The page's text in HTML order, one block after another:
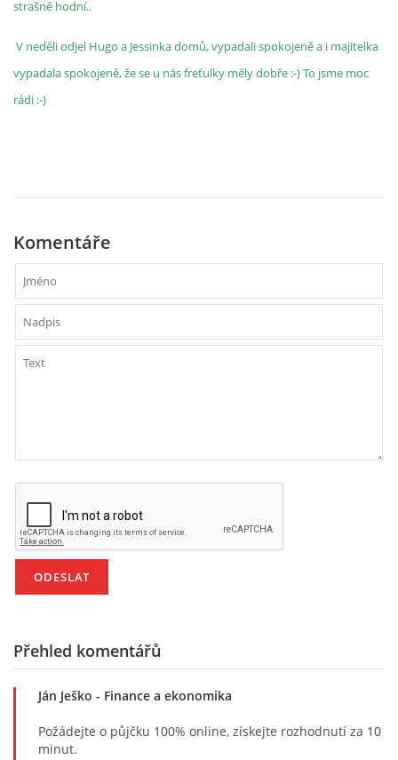
strašně hodní..
V neděli odjel Hugo a Jessinka domů, vypadali spokojeně a i majitelka
vypadala spokojeně, že se u nás freťulky měly dobře :-) To jsme moc
rádi :-)
Komentáře
Přehled komentářů
Ján Ješko - Finance a ekonomika
Požádejte o půjčku 100% online, získejte rozhodnutí za 10
minut.